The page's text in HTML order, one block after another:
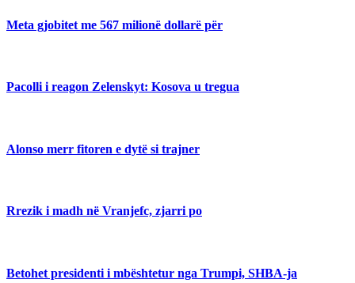
Meta gjobitet me 567 milionë dollarë për
Pacolli i reagon Zelenskyt: Kosova u tregua
Alonso merr fitoren e dytë si trajner
Rrezik i madh në Vranjefc, zjarri po
Betohet presidenti i mbështetur nga Trumpi, SHBA-ja